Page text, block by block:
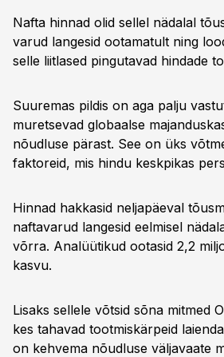
Nafta hinnad olid sellel nädalal
varud langesid ootamatult ning
selle liitlased pingutavad hindade
Suuremas pildis on aga palju
muretsevad globaalse
nõudluse pärast. See on üks
faktoreid, mis hindu keskpikas
Hinnad hakkasid neljapäeval
naftavarud langesid eelmisel
võrra. Analüütikud ootasid 2,2
kasvu.
Lisaks sellele võtsid sõna mitmed
kes tahavad tootmiskärpeid
on kehvema nõudluse väljavaate